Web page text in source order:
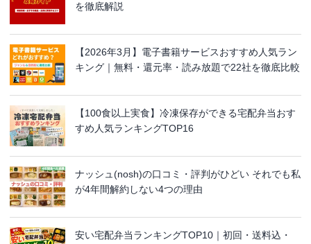
を徹底解説
【2026年3月】電子書籍サービスおすすめ人気ラン
キング｜無料・還元率・読み放題で22社を徹底比較
【100食以上実食】冷凍保存ができる宅配弁当おす
すめ人気ランキングTOP16
ナッシュ(nosh)の口コミ・評判がひどい それでも私
が4年間解約しない4つの理由
安い宅配弁当ランキングTOP10｜初回・送料込・